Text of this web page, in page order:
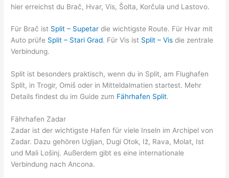
hier erreichst du Brač, Hvar, Vis, Šolta, Korčula und Lastovo.
Für Brač ist Split – Supetar die wichtigste Route. Für Hvar mit
Auto prüfe Split – Stari Grad. Für Vis ist Split – Vis die zentrale
Verbindung.
Split ist besonders praktisch, wenn du in Split, am Flughafen
Split, in Trogir, Omiš oder in Mitteldalmatien startest. Mehr
Details findest du im Guide zum Fährhafen Split.
Fährhafen Zadar
Zadar ist der wichtigste Hafen für viele Inseln im Archipel von
Zadar. Dazu gehören Ugljan, Dugi Otok, Iž, Rava, Molat, Ist
und Mali Lošinj. Außerdem gibt es eine internationale
Verbindung nach Ancona.